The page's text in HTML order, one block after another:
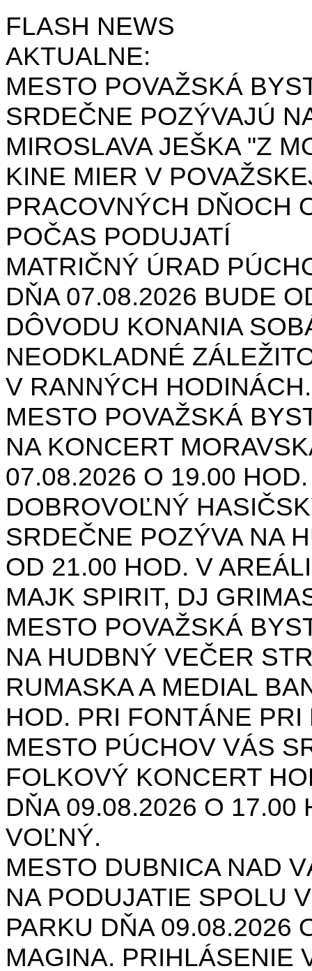
FLASH NEWS
AKTUALNE:
MESTO POVAŽSKÁ
SRDEČNE POZÝVAJÚ
MIROSLAVA JEŠKA "Z
KINE MIER V
PRACOVNÝCH DŇOCH
POČAS PODUJATÍ
MATRIČNÝ ÚRAD
DŇA 07.08.2026 BUDE
DÔVODU KONANIA
NEODKLADNÉ
V RANNÝCH
MESTO POVAŽSKÁ
NA KONCERT
07.08.2026 O 19.00
DOBROVOĽNÝ
SRDEČNE POZÝVA NA
OD 21.00 HOD. V
MAJK SPIRIT, DJ
MESTO POVAŽSKÁ
NA HUDBNÝ VEČER
RUMASKA A MEDIAL
HOD. PRI FONTÁNE PRI
MESTO PÚCHOV VÁS
FOLKOVÝ KONCERT
DŇA 09.08.2026 O 17.00
VOĽNÝ.
MESTO DUBNICA NAD
NA PODUJATIE SPOLU
PARKU DŇA 09.08.2026
MAGINA. PRIHLÁSENIE